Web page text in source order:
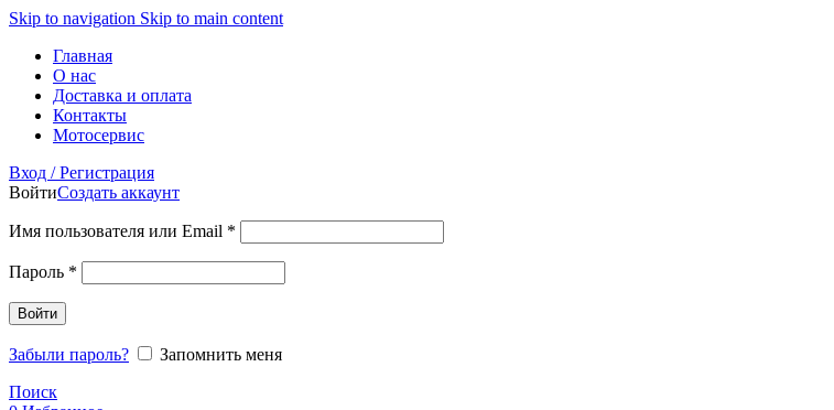
Skip to navigation Skip to main content
Главная
О нас
Доставка и оплата
Контакты
Мотосервис
Вход / Регистрация
ВойтиСоздать аккаунт
Имя пользователя или Email *
Пароль *
Войти
Забыли пароль?
Запомнить меня
Поиск